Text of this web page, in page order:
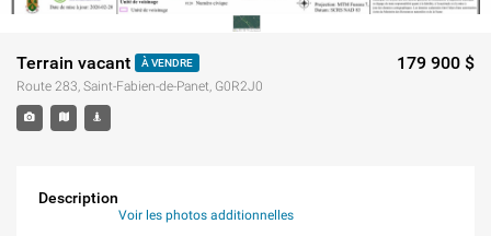
Terrain vacant À VENDRE
Route 283, Saint-Fabien-de-Panet, G0R2J0
179 900 $
Description
Voir les photos additionnelles